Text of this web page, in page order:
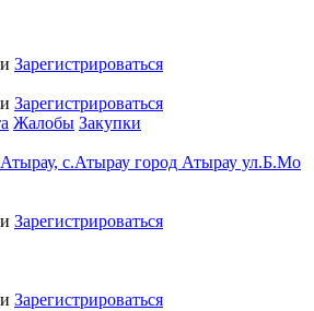
Зарегистрироваться
Зарегистрироваться
Жалобы Закупки
с.Атырау город Атырау ул.Б.Мо
Зарегистрироваться
Зарегистрироваться